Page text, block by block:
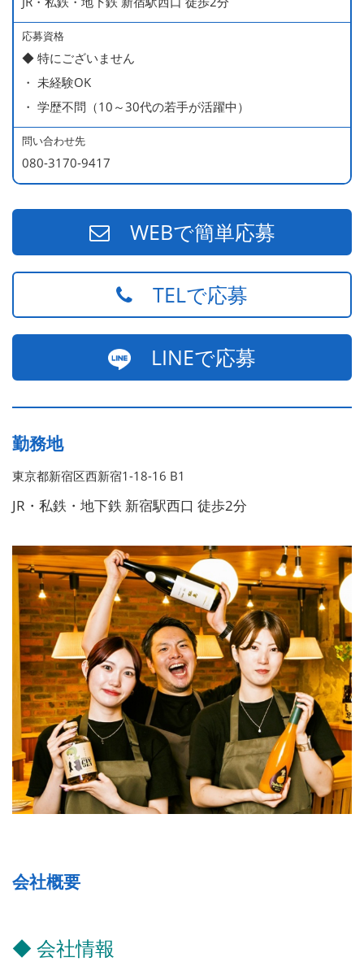
応募資格
◆ 特にございません
・ 未経験OK
・ 学歴不問（10～30代の若手が活躍中）
問い合わせ先
080-3170-9417
WEBで簡単応募
TELで応募
LINEで応募
勤務地
東京都新宿区西新宿1-18-16 B1
JR・私鉄・地下鉄 新宿駅西口 徒歩2分
会社概要
◆ 会社情報